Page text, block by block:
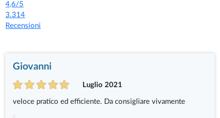
4,6/5
3.314
Recensioni
Giovanni
Luglio 2021
veloce pratico ed efficiente. Da consigliare vivamente